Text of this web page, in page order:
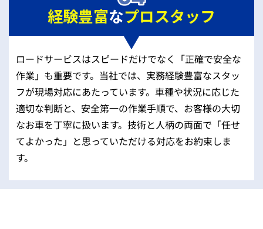
経験豊富なプロスタッフ
ロードサービスはスピードだけでなく「正確で安全な
作業」も重要です。当社では、実務経験豊富なスタッ
フが現場対応にあたっています。車種や状況に応じた
適切な判断と、安全第一の作業手順で、お客様の大切
なお車を丁寧に扱います。技術と人柄の両面で「任せ
てよかった」と思っていただける対応をお約束しま
す。